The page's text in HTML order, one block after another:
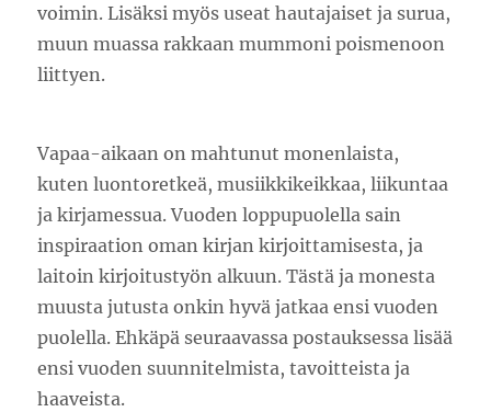
voimin. Lisäksi myös useat hautajaiset ja surua,
muun muassa rakkaan mummoni poismenoon
liittyen.
Vapaa-aikaan on mahtunut monenlaista,
kuten luontoretkeä, musiikkikeikkaa, liikuntaa
ja kirjamessua. Vuoden loppupuolella sain
inspiraation oman kirjan kirjoittamisesta, ja
laitoin kirjoitustyön alkuun. Tästä ja monesta
muusta jutusta onkin hyvä jatkaa ensi vuoden
puolella. Ehkäpä seuraavassa postauksessa lisää
ensi vuoden suunnitelmista, tavoitteista ja
haaveista.